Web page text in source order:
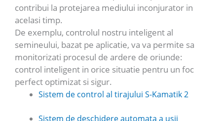
contribui la protejarea mediului inconjurator in
acelasi timp.
De exemplu, controlul nostru inteligent al
semineului, bazat pe aplicatie, va va permite sa
monitorizati procesul de ardere de oriunde:
control inteligent in orice situatie pentru un foc
perfect optimizat si sigur.
Sistem de control al tirajului S-Kamatik 2
Sistem de deschidere automata a usii